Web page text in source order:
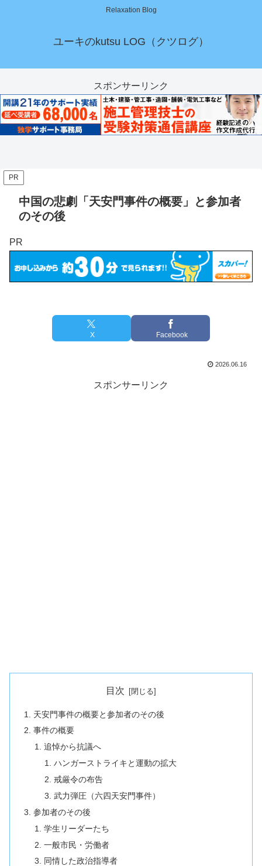
Relaxation Blog
ユーキのkutsu LOG（クツログ）
スポンサーリンク
PR
中国の悲劇「天安門事件の概要」と参加者
のその後
PR
X Facebook
2026.06.16
スポンサーリンク
目次
天安門事件の概要と参加者のその後
事件の概要
追悼から抗議へ
ハンガーストライキと運動の拡大
戒厳令の布告
武力弾圧（六四天安門事件）
参加者のその後
学生リーダーたち
一般市民・労働者
同情した政治指導者